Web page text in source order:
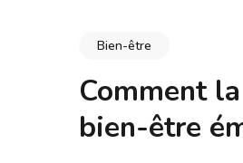
Bien-être
Comment
bien-être